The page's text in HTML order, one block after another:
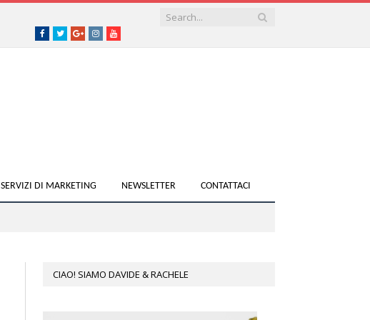
Facebook
TwitterGoogle+instagramyoutube
SERVIZI DI MARKETING NEWSLETTER CONTATTACI
CIAO! SIAMO DAVIDE & RACHELE